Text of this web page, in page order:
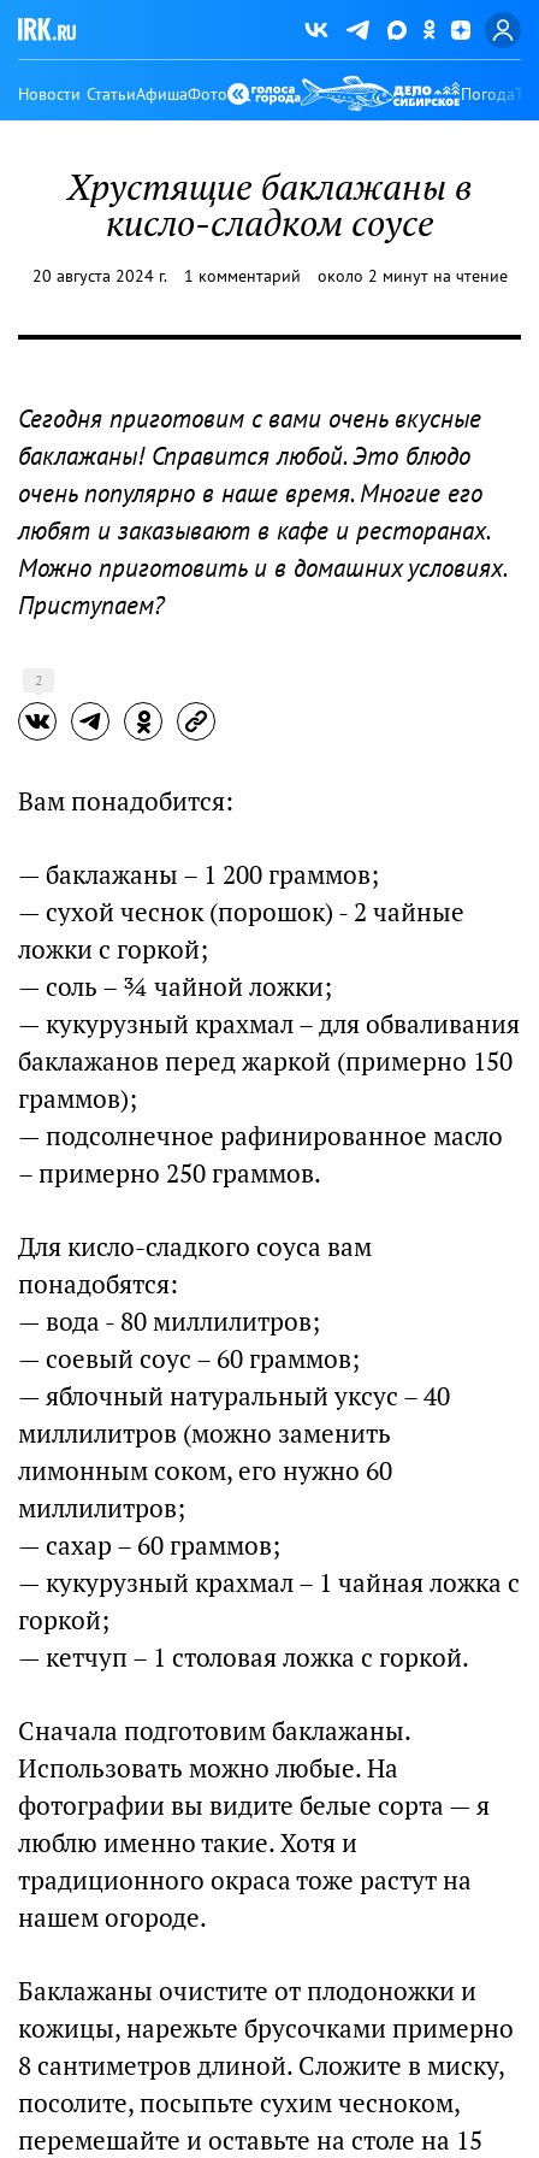
Новости СтатьиАфишаФото Погода
Хрустящие баклажаны в
кисло-сладком соусе
20 августа 2024 г. 1 комментарий около 2 минут на чтение
Сегодня приготовим с вами очень вкусные
баклажаны! Справится любой. Это блюдо
очень популярно в наше время. Многие его
любят и заказывают в кафе и ресторанах.
Можно приготовить и в домашних условиях.
Приступаем?
2
Вам понадобится:
— баклажаны – 1 200 граммов;
— сухой чеснок (порошок) - 2 чайные
ложки с горкой;
— соль – ¾ чайной ложки;
— кукурузный крахмал – для обваливания
баклажанов перед жаркой (примерно 150
граммов);
— подсолнечное рафинированное масло
– примерно 250 граммов.
Для кисло-сладкого соуса вам
понадобятся:
— вода - 80 миллилитров;
— соевый соус – 60 граммов;
— яблочный натуральный уксус – 40
миллилитров (можно заменить
лимонным соком, его нужно 60
миллилитров;
— сахар – 60 граммов;
— кукурузный крахмал – 1 чайная ложка с
горкой;
— кетчуп – 1 столовая ложка с горкой.
Сначала подготовим баклажаны.
Использовать можно любые. На
фотографии вы видите белые сорта — я
люблю именно такие. Хотя и
традиционного окраса тоже растут на
нашем огороде.
Баклажаны очистите от плодоножки и
кожицы, нарежьте брусочками примерно
8 сантиметров длиной. Сложите в миску,
посолите, посыпьте сухим чесноком,
перемешайте и оставьте на столе на 15